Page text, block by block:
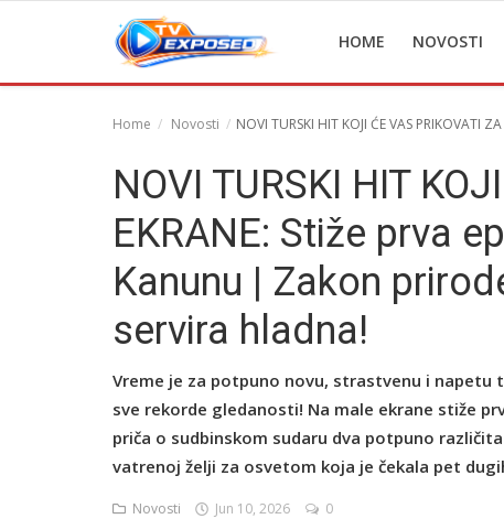
HOME NOVOSTI
Home Novosti NOVI TURSKI HIT KOJI ĆE VAS
NOVI TURSKI HIT
EKRANE: Stiže prva
Kanunu | Zakon
servira hladna!
Vreme je za potpuno novu, strastvenu i
sve rekorde gledanosti! Na male ekrane stiže
priča o sudbinskom sudaru dva potpuno
vatrenoj želji za osvetom koja je čekala pet
Novosti Jun 10, 2026 0